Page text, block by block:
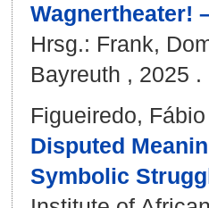
Wagnertheater!
Hrsg.: Frank,
Bayreuth , 2025 .
Figueiredo,
Disputed
Symbolic